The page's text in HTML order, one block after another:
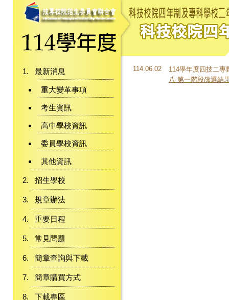
最新消息
重大變革事項
考生資訊
高中學校資訊
委員學校資訊
其他資訊
招生學校
規章辦法
重要日程
常見問題
簡章查詢與下載
簡章購買方式
下載專區
114.06.02
114學年度四技二
八-第一階段篩選結